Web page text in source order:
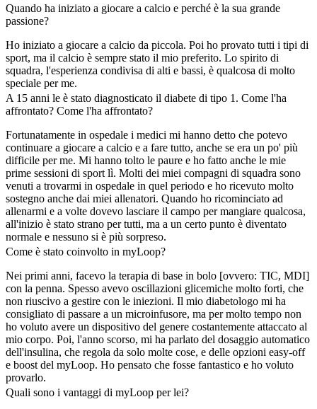
Quando ha iniziato a giocare a calcio e perché è la sua grande
passione?
Ho iniziato a giocare a calcio da piccola. Poi ho provato tutti i tipi di
sport, ma il calcio è sempre stato il mio preferito. Lo spirito di
squadra, l'esperienza condivisa di alti e bassi, è qualcosa di molto
speciale per me.
A 15 anni le è stato diagnosticato il diabete di tipo 1. Come l'ha
affrontato? Come l'ha affrontato?
Fortunatamente in ospedale i medici mi hanno detto che potevo
continuare a giocare a calcio e a fare tutto, anche se era un po' più
difficile per me. Mi hanno tolto le paure e ho fatto anche le mie
prime sessioni di sport lì. Molti dei miei compagni di squadra sono
venuti a trovarmi in ospedale in quel periodo e ho ricevuto molto
sostegno anche dai miei allenatori. Quando ho ricominciato ad
allenarmi e a volte dovevo lasciare il campo per mangiare qualcosa,
all'inizio è stato strano per tutti, ma a un certo punto è diventato
normale e nessuno si è più sorpreso.
Come è stato coinvolto in myLoop?
Nei primi anni, facevo la terapia di base in bolo [ovvero: TIC, MDI]
con la penna. Spesso avevo oscillazioni glicemiche molto forti, che
non riuscivo a gestire con le iniezioni. Il mio diabetologo mi ha
consigliato di passare a un microinfusore, ma per molto tempo non
ho voluto avere un dispositivo del genere costantemente attaccato al
mio corpo. Poi, l'anno scorso, mi ha parlato del dosaggio automatico
dell'insulina, che regola da solo molte cose, e delle opzioni easy-off
e boost del myLoop. Ho pensato che fosse fantastico e ho voluto
provarlo.
Quali sono i vantaggi di myLoop per lei?